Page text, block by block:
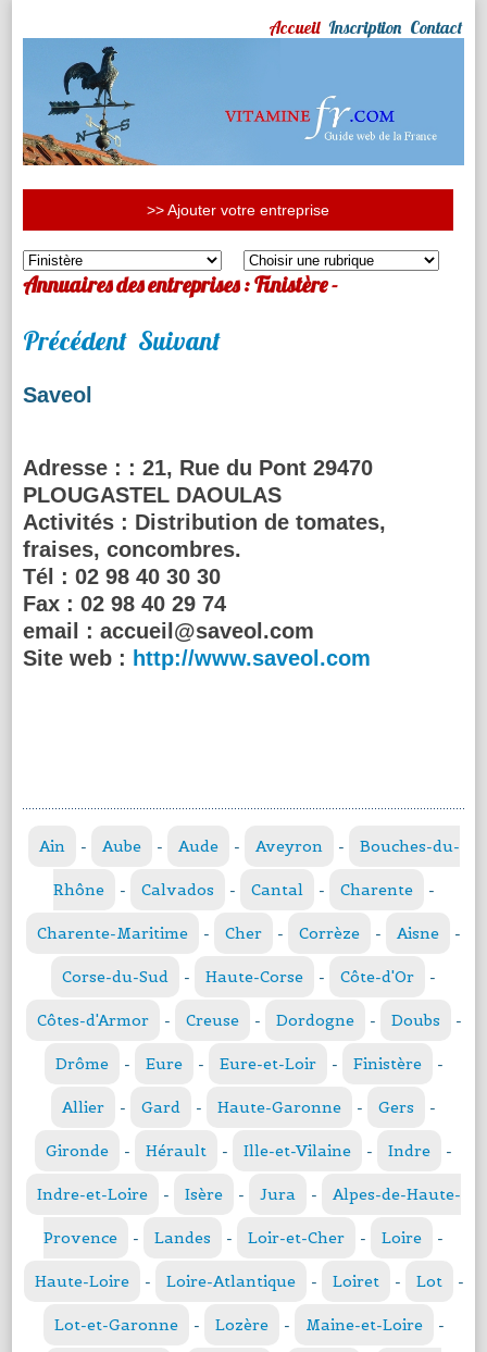
Accueil Inscription Contact
>> Ajouter votre entreprise
Annuaires des entreprises : Finistère -
Précédent Suivant
Saveol
Adresse : : 21, Rue du Pont 29470
PLOUGASTEL DAOULAS
Activités : Distribution de tomates,
fraises, concombres.
Tél : 02 98 40 30 30
Fax : 02 98 40 29 74
email : accueil@saveol.com
Site web : http://www.saveol.com
Ain - Aube - Aude - Aveyron - Bouches-du-
Rhône - Calvados - Cantal - Charente -
Charente-Maritime - Cher - Corrèze - Aisne -
Corse-du-Sud - Haute-Corse - Côte-d'Or -
Côtes-d'Armor - Creuse - Dordogne - Doubs -
Drôme - Eure - Eure-et-Loir - Finistère -
Allier - Gard - Haute-Garonne - Gers -
Gironde - Hérault - Ille-et-Vilaine - Indre -
Indre-et-Loire - Isère - Jura - Alpes-de-Haute-
Provence - Landes - Loir-et-Cher - Loire -
Haute-Loire - Loire-Atlantique - Loiret - Lot -
Lot-et-Garonne - Lozère - Maine-et-Loire -